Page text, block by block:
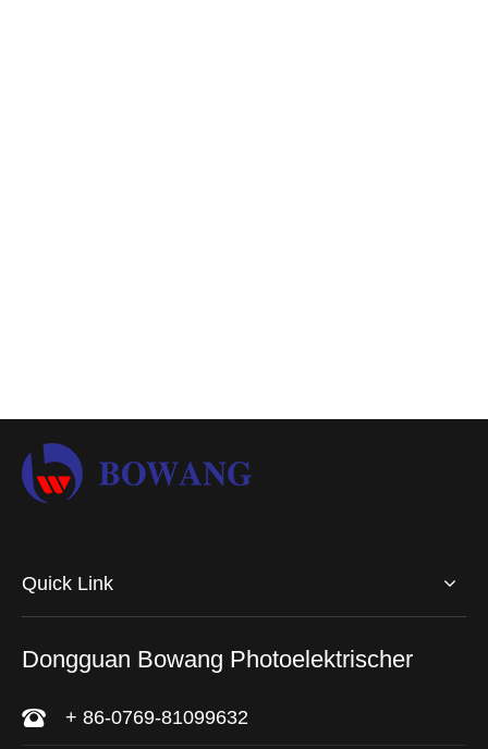
Quick Link
Dongguan Bowang Photoelektrischer
+ 86-0769-81099632